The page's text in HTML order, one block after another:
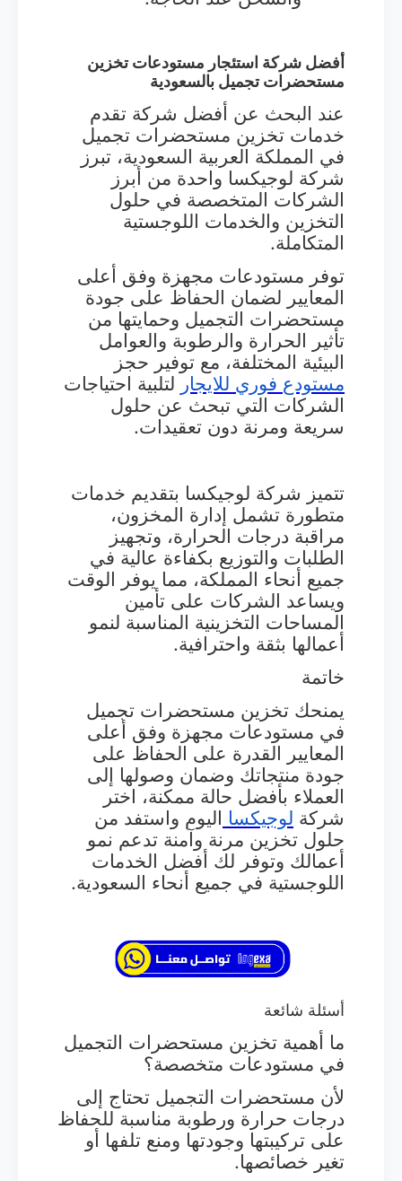
أفضل شركة استئجار مستودعات تخزين
مستحضرات تجميل بالسعودية
عند البحث عن أفضل شركة تقدم
خدمات تخزين مستحضرات تجميل
في المملكة العربية السعودية، تبرز
شركة لوجيكسا واحدة من أبرز
الشركات المتخصصة في حلول
التخزين والخدمات اللوجستية
المتكاملة.
توفر مستودعات مجهزة وفق أعلى
المعايير لضمان الحفاظ على جودة
مستحضرات التجميل وحمايتها من
تأثير الحرارة والرطوبة والعوامل
البيئية المختلفة، مع توفير حجز
مستودع فوري للايجار لتلبية احتياجات
الشركات التي تبحث عن حلول
سريعة ومرنة دون تعقيدات.
تتميز شركة لوجيكسا بتقديم خدمات
متطورة تشمل إدارة المخزون،
مراقبة درجات الحرارة، وتجهيز
الطلبات والتوزيع بكفاءة عالية في
جميع أنحاء المملكة، مما يوفر الوقت
ويساعد الشركات على تأمين
المساحات التخزينية المناسبة لنمو
أعمالها بثقة واحترافية.
خاتمة
يمنحك تخزين مستحضرات تجميل
في مستودعات مجهزة وفق أعلى
المعايير القدرة على الحفاظ على
جودة منتجاتك وضمان وصولها إلى
العملاء بأفضل حالة ممكنة، اختر
شركة لوجيكسا اليوم واستفد من
حلول تخزين مرنة وآمنة تدعم نمو
أعمالك وتوفر لك أفضل الخدمات
اللوجستية في جميع أنحاء السعودية.
أسئلة شائعة
ما أهمية تخزين مستحضرات التجميل
في مستودعات متخصصة؟
لأن مستحضرات التجميل تحتاج إلى
درجات حرارة ورطوبة مناسبة للحفاظ
على تركيبتها وجودتها ومنع تلفها أو
تغير خصائصها.